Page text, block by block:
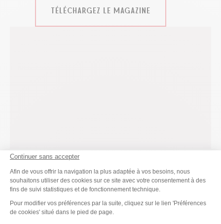
Continuer sans accepter
Plateforme de Gestion du
Afin de vous offrir la navigation la plus adaptée à vos besoins, nous
souhaitons utiliser des cookies sur ce site avec votre consentement à des
fins de suivi statistiques et de fonctionnement technique.
Pour modifier vos préférences par la suite, cliquez sur le lien 'Préférences
de cookies' situé dans le pied de page.
Axeptio consent
TÉLÉCHARGEZ LE MAGAZINE
Ce contenu vous a été utile ?
1
Ce contenu vous a été utile
Ce contenu ne vous a pas été utile
Enregistrer
Partager ce contenu